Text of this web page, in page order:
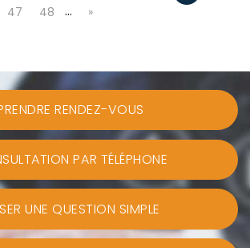
47 48 … »
RENDEZ-VOUS
PAR TÉLÉPHONE
UNE QUESTION SIMPLE